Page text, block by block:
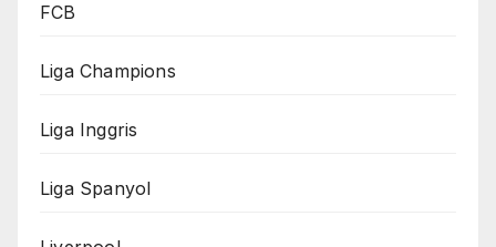
FCB
Liga Champions
Liga Inggris
Liga Spanyol